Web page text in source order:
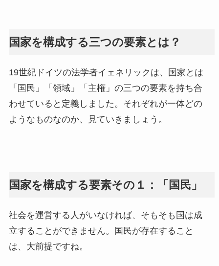
国家を構成する三つの要素とは？
19世紀ドイツの法学者イェネリックは、国家とは
「国民」「領域」「主権」の三つの要素を持ち合
わせていると定義しました。それぞれが一体どの
ようなものなのか、見ていきましょう。
国家を構成する要素その１：「国民」
社会を運営する人がいなければ、そもそも国は成
立することができません。国民が存在すること
は、大前提ですね。